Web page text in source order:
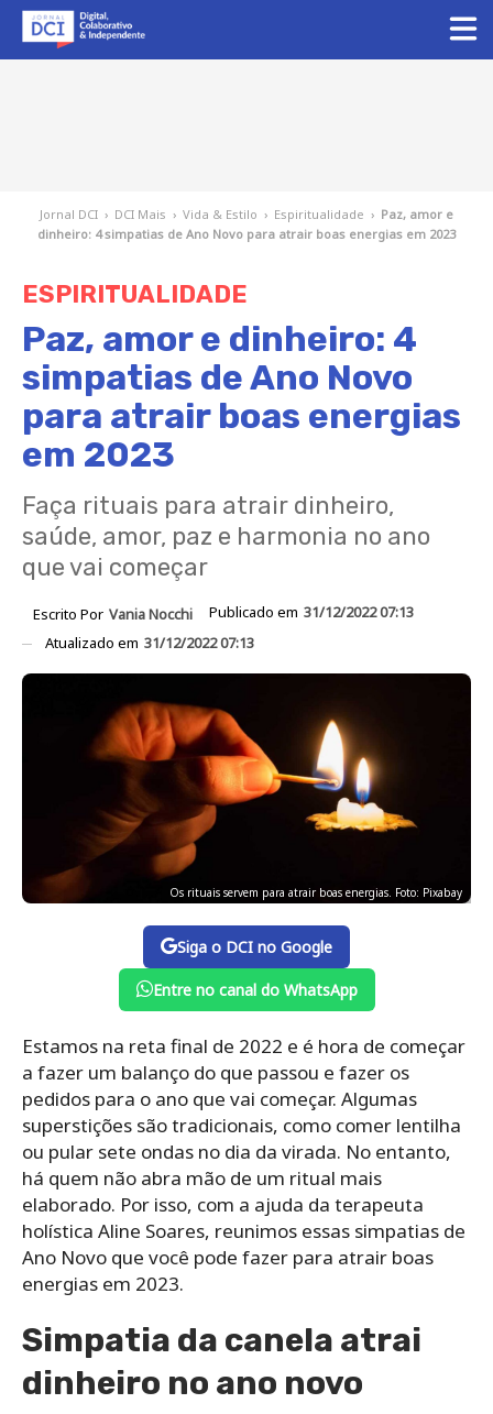
Jornal DCI › DCI Mais › Vida & Estilo › Espiritualidade › Paz, amor e
dinheiro: 4 simpatias de Ano Novo para atrair boas energias em 2023
ESPIRITUALIDADE
Paz, amor e dinheiro: 4
simpatias de Ano Novo
para atrair boas energias
em 2023
Faça rituais para atrair dinheiro,
saúde, amor, paz e harmonia no ano
que vai começar
Escrito Por Vania Nocchi Publicado em 31/12/2022 07:13
Atualizado em 31/12/2022 07:13
Os rituais servem para atrair boas energias. Foto: Pixabay
Siga o DCI no Google
Entre no canal do WhatsApp
Estamos na reta final de 2022 e é hora de começar
a fazer um balanço do que passou e fazer os
pedidos para o ano que vai começar. Algumas
superstições são tradicionais, como comer lentilha
ou pular sete ondas no dia da virada. No entanto,
há quem não abra mão de um ritual mais
elaborado. Por isso, com a ajuda da terapeuta
holística Aline Soares, reunimos essas simpatias de
Ano Novo que você pode fazer para atrair boas
energias em 2023.
Simpatia da canela atrai
dinheiro no ano novo